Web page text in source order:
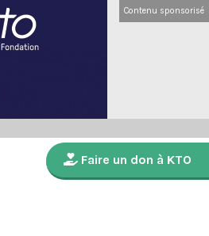
Contenu sponsorisé
Faire un don à KTO